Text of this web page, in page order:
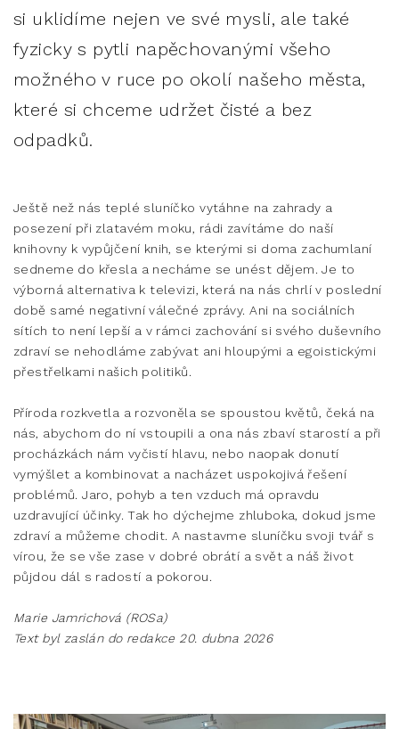
si uklidíme nejen ve své mysli, ale také
fyzicky s pytli napěchovanými všeho
možného v ruce po okolí našeho města,
které si chceme udržet čisté a bez
odpadků.
Ještě než nás teplé sluníčko vytáhne na zahrady a
posezení při zlatavém moku, rádi zavítáme do naší
knihovny k vypůjčení knih, se kterými si doma zachumlaní
sedneme do křesla a necháme se unést dějem. Je to
výborná alternativa k televizi, která na nás chrlí v poslední
době samé negativní válečné zprávy. Ani na sociálních
sítích to není lepší a v rámci zachování si svého duševního
zdraví se nehodláme zabývat ani hloupými a egoistickými
přestřelkami našich politiků.
Příroda rozkvetla a rozvoněla se spoustou květů, čeká na
nás, abychom do ní vstoupili a ona nás zbaví starostí a při
procházkách nám vyčistí hlavu, nebo naopak donutí
vymýšlet a kombinovat a nacházet uspokojivá řešení
problémů. Jaro, pohyb a ten vzduch má opravdu
uzdravující účinky. Tak ho dýchejme zhluboka, dokud jsme
zdraví a můžeme chodit. A nastavme sluníčku svoji tvář s
vírou, že se vše zase v dobré obrátí a svět a náš život
půjdou dál s radostí a pokorou.
Marie Jamrichová (ROSa)
Text byl zaslán do redakce 20. dubna 2026